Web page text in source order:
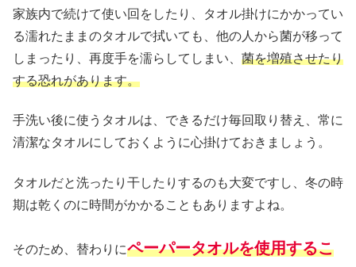
家族内で続けて使い回をしたり、タオル掛けにかかってい
る濡れたままのタオルで拭いても、他の人から菌が移って
しまったり、再度手を濡らしてしまい、 菌を増殖させたり
する恐れがあります。
手洗い後に使うタオルは、できるだけ毎回取り替え、常に
清潔なタオルにしておくように心掛けておきましょう。
タオルだと洗ったり干したりするのも大変ですし、冬の時
期は乾くのに時間がかかることもありますよね。
そのため、替わりにペーパータオルを使用するこ